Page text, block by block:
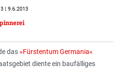
| 9.6.2013
das »Fürstentum Germania«
diente ein baufälliges